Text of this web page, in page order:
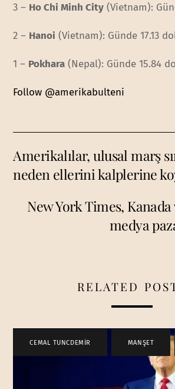
3 – Ho Chi Minh City (Vietnam):
2 – Hanoi (Vietnam): Günde 17.13
1 – Pokhara (Nepal): Günde 15.84
Follow @amerikabulteni
Amerikalılar, ulusal marş
neden ellerini kalplerine
New York Times,
medya
RELATED
CEMAL TUNCDEMİR MANŞET ,